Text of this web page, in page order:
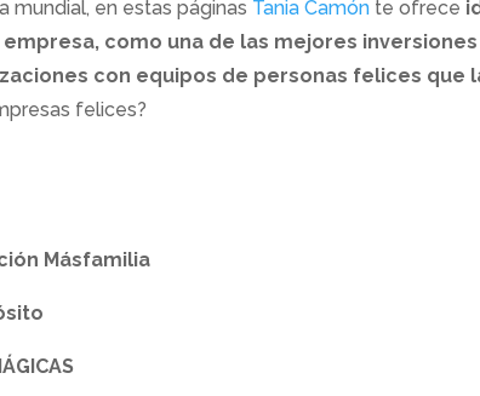
mundial, en estas páginas Tania Camón te ofrece
como una de las mejores
con equipos de personas felices que
felices?
Másfamilia